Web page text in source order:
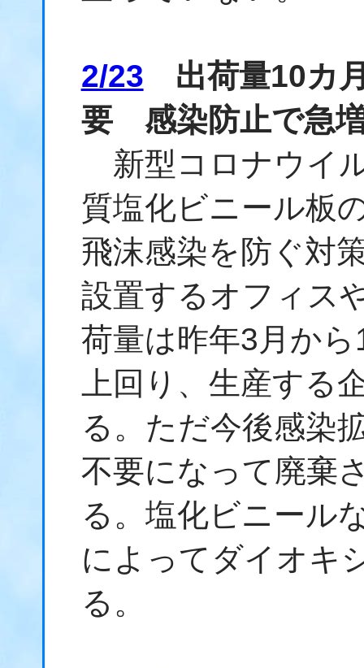
2/23 出荷量10カ
要 感染防止で急
新型コロナウイ
質塩化ビニール板
飛沫感染を防ぐ対
設置するオフィス
荷量は昨年3月か
上回り、生産する
る。ただ今後感染
不要になって廃棄
る。塩化ビニール
によってダイオキ
る。